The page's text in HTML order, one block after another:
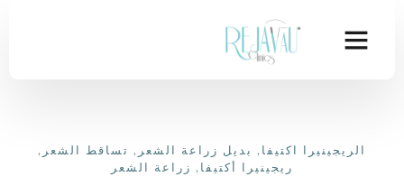
الريجينيرا اكتيفا , بديل زراعة الشعر , تساقط الشعر ,
ريجينيرا أكتيفا , زراعة الشعر